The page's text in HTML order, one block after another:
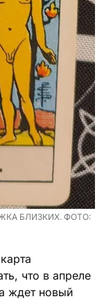
БЛИЗКИХ. ФОТО:
что в апреле
ждет новый